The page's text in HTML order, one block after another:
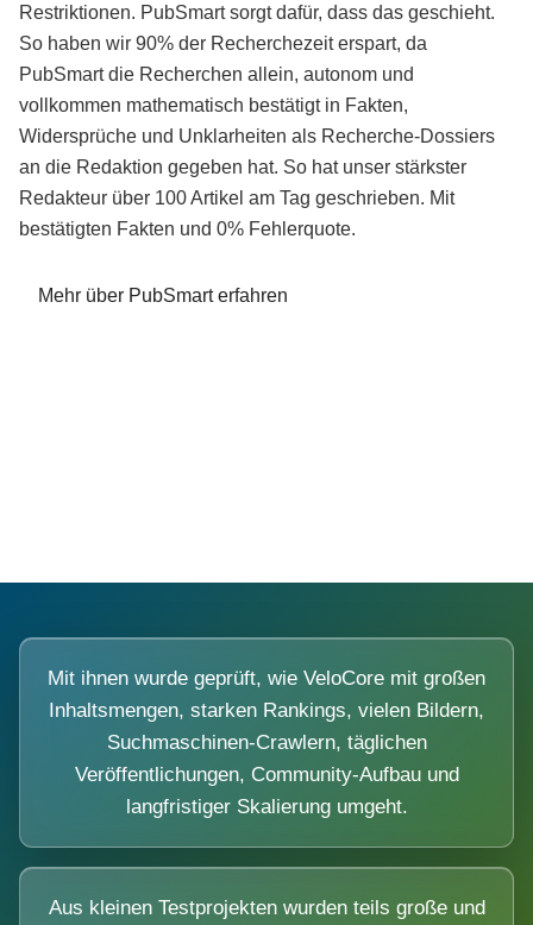
Restriktionen. PubSmart sorgt dafür, dass das geschieht.
So haben wir 90% der Recherchezeit erspart, da
PubSmart die Recherchen allein, autonom und
vollkommen mathematisch bestätigt in Fakten,
Widersprüche und Unklarheiten als Recherche-Dossiers
an die Redaktion gegeben hat. So hat unser stärkster
Redakteur über 100 Artikel am Tag geschrieben. Mit
bestätigten Fakten und 0% Fehlerquote.
Mehr über PubSmart erfahren
Mit ihnen wurde geprüft, wie VeloCore mit großen
Inhaltsmengen, starken Rankings, vielen Bildern,
Suchmaschinen-Crawlern, täglichen
Veröffentlichungen, Community-Aufbau und
langfristiger Skalierung umgeht.
Aus kleinen Testprojekten wurden teils große und